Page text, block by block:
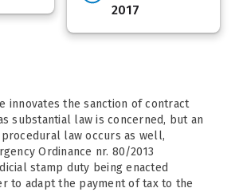
2017
innovates the sanction of contract
substantial law is concerned, but an
law occurs as well,
Ordinance nr. 80/2013
stamp duty being enacted
to adapt the payment of tax to the